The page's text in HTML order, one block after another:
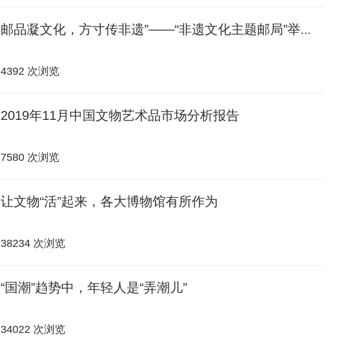
邮品凝文化，方寸传非遗”——“非遗文化主题邮局”举...
4392 次浏览
2019年11月中国文物艺术品市场分析报告
7580 次浏览
让文物“活”起来，各大博物馆有所作为
38234 次浏览
“国潮”趋势中，年轻人是“弄潮儿”
34022 次浏览